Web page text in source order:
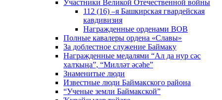
Участники Великой Отечественной войны
112 (16) –я Башкирская гвардейская
кавдивизия
Награжденные орденами ВОВ
Полные кавалеры ордена «Славы»
За доблестное служение Баймаку
Награжденные медалями “Ал да нур сәс
халҡыңа”, “Милләт әсәһе”
Знаменитые люди
Известные люди Баймакского района
“Ученые земли Баймакской”